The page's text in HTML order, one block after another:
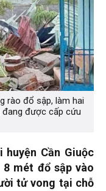
rào đổ sập, làm hai
được cấp cứu
Cần Giuộc
mét đổ sập vào
tử vong tại chỗ